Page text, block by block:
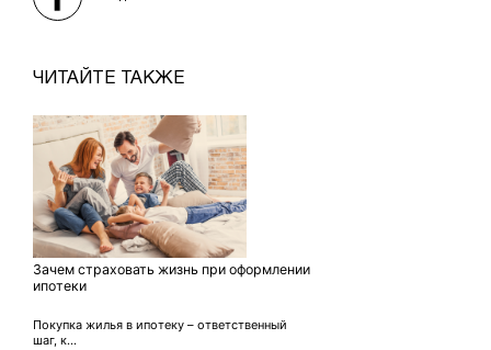
ЧИТАЙТЕ ТАКЖЕ
Зачем страховать жизнь при оформлении
ипотеки
Покупка жилья в ипотеку – ответственный
шаг, к...